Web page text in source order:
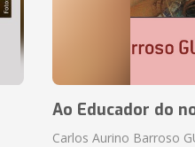
Ao Educador do
Carlos Aurino Barroso